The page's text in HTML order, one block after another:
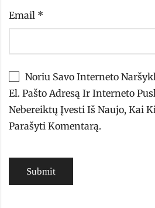
Email *
Noriu Savo Interneto
El. Pašto Adresą Ir Interneto
Nebereiktų Įvesti Iš Naujo, Kai
Parašyti Komentarą.